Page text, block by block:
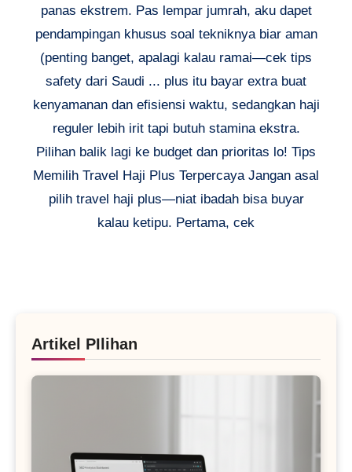
panas ekstrem. Pas lempar jumrah, aku dapet
pendampingan khusus soal tekniknya biar aman
(penting banget, apalagi kalau ramai—cek tips
safety dari Saudi ... plus itu bayar extra buat
kenyamanan dan efisiensi waktu, sedangkan haji
reguler lebih irit tapi butuh stamina ekstra.
Pilihan balik lagi ke budget dan prioritas lo! Tips
Memilih Travel Haji Plus Terpercaya Jangan asal
pilih travel haji plus—niat ibadah bisa buyar
kalau ketipu. Pertama, cek
Artikel PIlihan